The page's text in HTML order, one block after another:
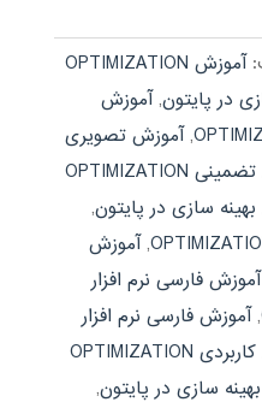
آموزش OPTIMIZATION
در پایتون,آموزش
,آموزش تصویری
آموزش تضمینی OPTIMIZATION
سازی در پایتون,
,آموزش
آموزش فارسی نرم افزار
,آموزش فارسی نرم افزار
آموزش کاربردی OPTIMIZATION
سازی در پایتون,